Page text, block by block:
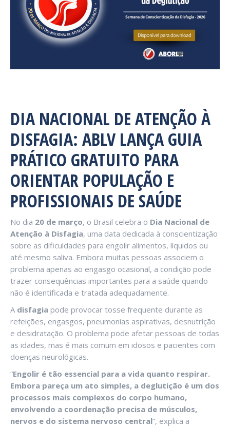
DIA NACIONAL DE ATENÇÃO À
DISFAGIA: ABLV LANÇA GUIA
PRÁTICO GRATUITO PARA
ORIENTAR POPULAÇÃO E
PROFISSIONAIS DE SAÚDE
No dia 20 de março, o Brasil celebra o Dia Nacional de
Atenção à Disfagia, uma data dedicada à conscientização
sobre as dificuldades para engolir alimentos, líquidos ou
até mesmo saliva. Embora muitas pessoas associem o
problema apenas ao engasgo ocasional, a condição pode
trazer consequências importantes para a saúde quando
não é identificada e tratada adequadamente.
A disfagia pode provocar tosse frequente durante as
refeições, engasgos, pneumonias aspirativas, desnutrição
e desidratação. O problema pode afetar pessoas de todas
as idades, mas é mais comum em idosos e pacientes com
doenças neurológicas.
“Engolir é tão essencial para a vida quanto respirar.
Embora pareça um ato simples, a deglutição é um dos
processos mais complexos do corpo humano,
envolvendo a coordenação precisa de músculos,
nervos e do sistema nervoso central”, explica a